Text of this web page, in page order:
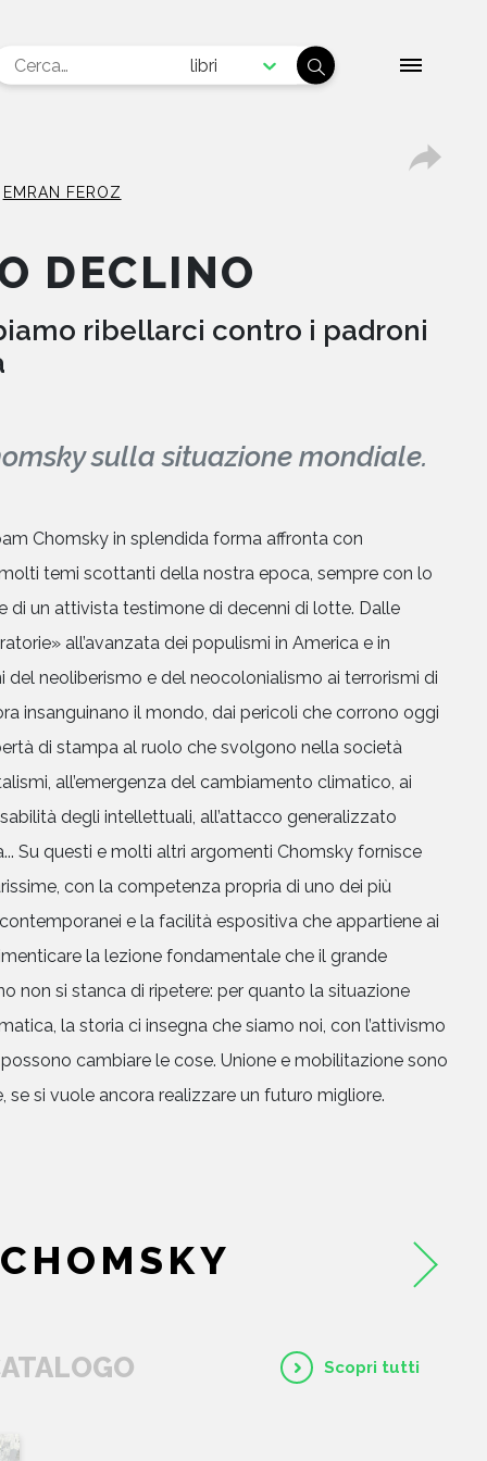
libri
CHI SIAMO
EMRAN FEROZ
DECLINO
ribellarci contro i padroni
sulla situazione mondiale.
Chomsky in splendida forma affronta con
temi scottanti della nostra epoca, sempre con lo
di un attivista testimone di decenni di lotte. Dalle
all’avanzata dei populismi in America e in
del neoliberismo e del neocolonialismo ai terrorismi di
insanguinano il mondo, dai pericoli che corrono oggi
di stampa al ruolo che svolgono nella società
all’emergenza del cambiamento climatico, ai
degli intellettuali, all’attacco generalizzato
Su questi e molti altri argomenti Chomsky fornisce
con la competenza propria di uno dei più
e la facilità espositiva che appartiene ai
la lezione fondamentale che il grande
non si stanca di ripetere: per quanto la situazione
la storia ci insegna che siamo noi, con l’attivismo
cambiare le cose. Unione e mobilitazione sono
se si vuole ancora realizzare un futuro migliore.
Scopri tutti